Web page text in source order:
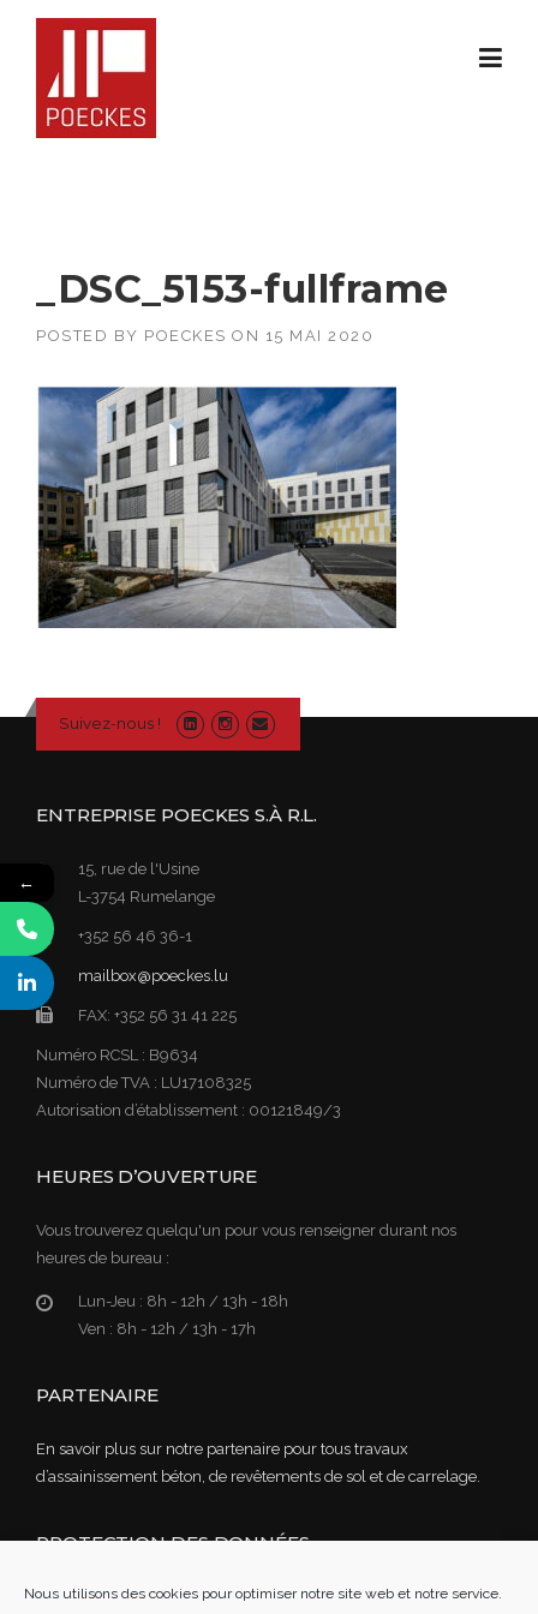
Nous utilisons des cookies pour optimiser notre site web et notre service.
_DSC_5153-fullframe
POSTED BY POECKES ON 15 MAI 2020
Suivez-nous !
ENTREPRISE POECKES S.À R.L.
15, rue de l'Usine
L-3754 Rumelange
+352 56 46 36-1
mailbox@poeckes.lu
FAX: +352 56 31 41 225
Numéro RCSL : B9634
Numéro de TVA : LU17108325
Autorisation d’établissement : 00121849/3
HEURES D’OUVERTURE
Vous trouverez quelqu'un pour vous renseigner durant nos
heures de bureau :
Lun-Jeu : 8h - 12h / 13h - 18h
Ven : 8h - 12h / 13h - 17h
PARTENAIRE
En savoir plus sur notre partenaire pour tous travaux
d’assainissement béton, de revêtements de sol et de carrelage.
PROTECTION DES DONNÉES
Lire notre politique de confidentialité des données
←